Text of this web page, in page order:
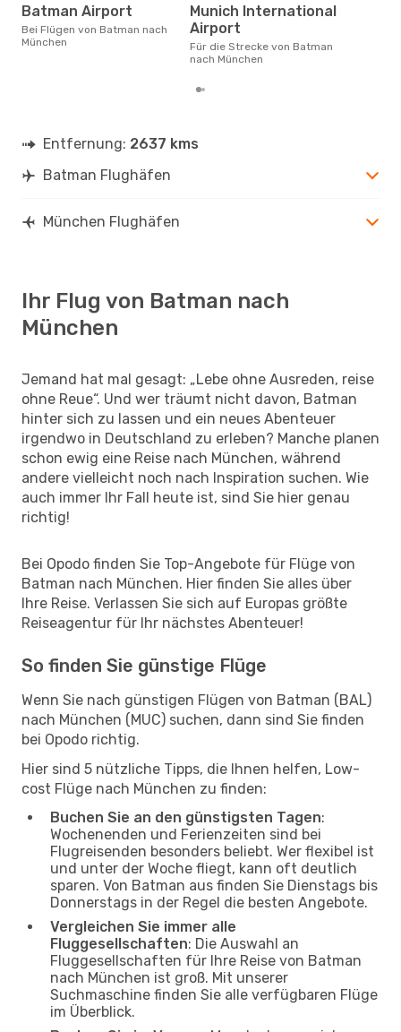
Batman Airport
Bei Flügen von Batman nach
München
Munich International
Airport
Für die Strecke von Batman
nach München
Entfernung: 2637 kms
Batman Flughäfen
München Flughäfen
Ihr Flug von Batman nach
München
Jemand hat mal gesagt: „Lebe ohne Ausreden, reise
ohne Reue“. Und wer träumt nicht davon, Batman
hinter sich zu lassen und ein neues Abenteuer
irgendwo in Deutschland zu erleben? Manche planen
schon ewig eine Reise nach München, während
andere vielleicht noch nach Inspiration suchen. Wie
auch immer Ihr Fall heute ist, sind Sie hier genau
richtig!
Bei Opodo finden Sie Top-Angebote für Flüge von
Batman nach München. Hier finden Sie alles über
Ihre Reise. Verlassen Sie sich auf Europas größte
Reiseagentur für Ihr nächstes Abenteuer!
So finden Sie günstige Flüge
Wenn Sie nach günstigen Flügen von Batman (BAL)
nach München (MUC) suchen, dann sind Sie finden
bei Opodo richtig.
Hier sind 5 nützliche Tipps, die Ihnen helfen, Low-
cost Flüge nach München zu finden:
Buchen Sie an den günstigsten Tagen:
Wochenenden und Ferienzeiten sind bei
Flugreisenden besonders beliebt. Wer flexibel ist
und unter der Woche fliegt, kann oft deutlich
sparen. Von Batman aus finden Sie Dienstags bis
Donnerstags in der Regel die besten Angebote.
Vergleichen Sie immer alle
Fluggesellschaften: Die Auswahl an
Fluggesellschaften für Ihre Reise von Batman
nach München ist groß. Mit unserer
Suchmaschine finden Sie alle verfügbaren Flüge
im Überblick.